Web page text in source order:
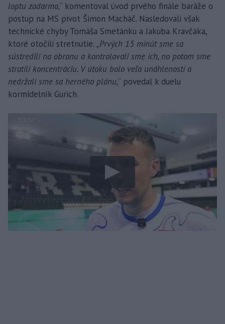
loptu zadarmo,“ komentoval úvod prvého finále baráže o
postup na MS pivot Šimon Macháč. Nasledovali však
technické chyby Tomáša Smetánku a Jakuba Kravčáka,
ktoré otočili stretnutie. „Prvých 15 minút sme sa
sústredili na obranu a kontrolovali sme ich, no potom sme
stratili koncentráciu. V útoku bolo veľa unáhleností a
nedržali sme sa herného plánu,“ povedal k duelu
kormidelník Gurich.